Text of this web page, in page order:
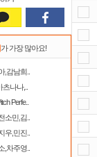
가 가장 많아요!
,감남희..
나나,..
Perfe..
소민,김..
우,민진..
,차주영..